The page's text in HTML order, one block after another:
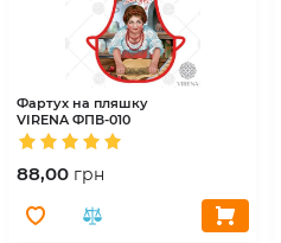
Фартух на пляшку
VIRENA ФПВ-010
88,00 грн